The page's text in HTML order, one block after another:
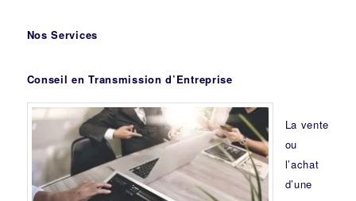
Nos Services
Conseil en Transmission d’Entreprise
La vente
ou
l’achat
d’une